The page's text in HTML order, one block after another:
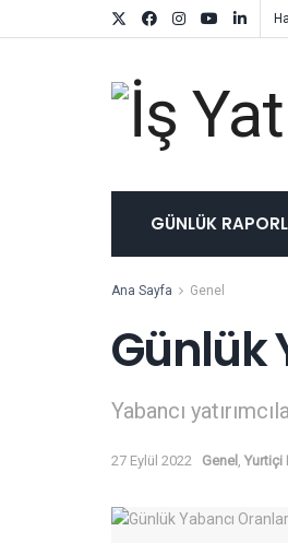
GÜNLÜK
Ana Sayfa Genel
Günlük
Yabancı
27 Eylül 2022 Genel Yurtiçi